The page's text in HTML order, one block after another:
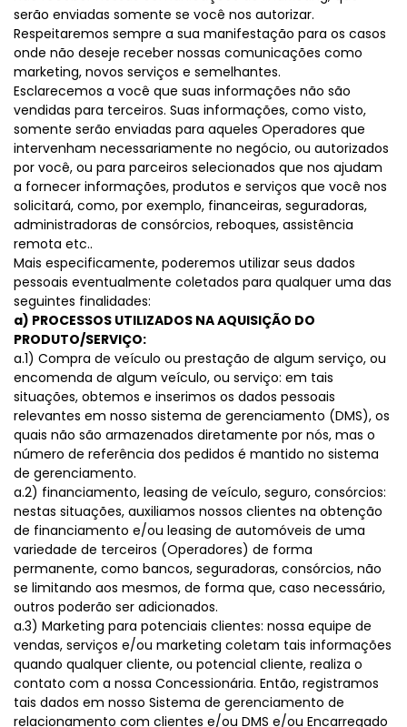
serão enviadas somente se você nos autorizar.
Respeitaremos sempre a sua manifestação para os casos
onde não deseje receber nossas comunicações como
marketing, novos serviços e semelhantes.
Esclarecemos a você que suas informações não são
vendidas para terceiros. Suas informações, como visto,
somente serão enviadas para aqueles Operadores que
intervenham necessariamente no negócio, ou autorizados
por você, ou para parceiros selecionados que nos ajudam
a fornecer informações, produtos e serviços que você nos
solicitará, como, por exemplo, financeiras, seguradoras,
administradoras de consórcios, reboques, assistência
remota etc..
Mais especificamente, poderemos utilizar seus dados
pessoais eventualmente coletados para qualquer uma das
seguintes finalidades:
a) PROCESSOS UTILIZADOS NA AQUISIÇÃO DO
PRODUTO/SERVIÇO:
a.1) Compra de veículo ou prestação de algum serviço, ou
encomenda de algum veículo, ou serviço: em tais
situações, obtemos e inserimos os dados pessoais
relevantes em nosso sistema de gerenciamento (DMS), os
quais não são armazenados diretamente por nós, mas o
número de referência dos pedidos é mantido no sistema
de gerenciamento.
a.2) financiamento, leasing de veículo, seguro, consórcios:
nestas situações, auxiliamos nossos clientes na obtenção
de financiamento e/ou leasing de automóveis de uma
variedade de terceiros (Operadores) de forma
permanente, como bancos, seguradoras, consórcios, não
se limitando aos mesmos, de forma que, caso necessário,
outros poderão ser adicionados.
a.3) Marketing para potenciais clientes: nossa equipe de
vendas, serviços e/ou marketing coletam tais informações
quando qualquer cliente, ou potencial cliente, realiza o
contato com a nossa Concessionária. Então, registramos
tais dados em nosso Sistema de gerenciamento de
relacionamento com clientes e/ou DMS e/ou Encarregado